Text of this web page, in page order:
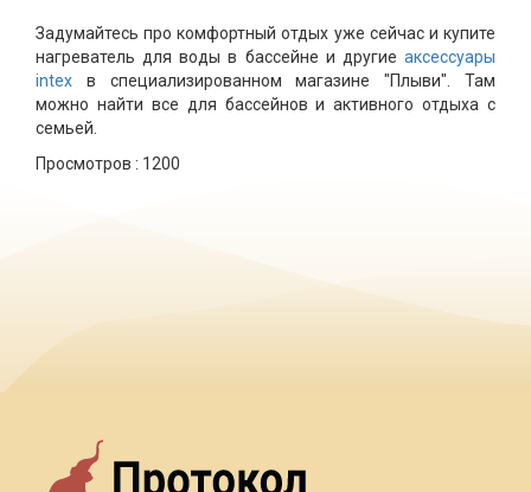
Задумайтесь про комфортный отдых уже сейчас и купите
нагреватель для воды в бассейне и другие аксессуары
intex в специализированном магазине "Плыви". Там
можно найти все для бассейнов и активного отдыха с
семьей.
Просмотров : 1200